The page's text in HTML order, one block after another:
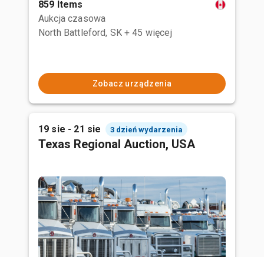
859 Items
Aukcja czasowa
North Battleford, SK + 45 więcej
Zobacz urządzenia
19 sie - 21 sie 3 dzień wydarzenia
Texas Regional Auction, USA